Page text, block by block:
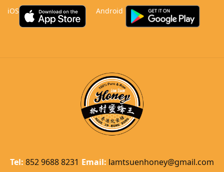
iOS Android
Tel:852 9688 8231 Email: lamtsuenhoney@gmail.com